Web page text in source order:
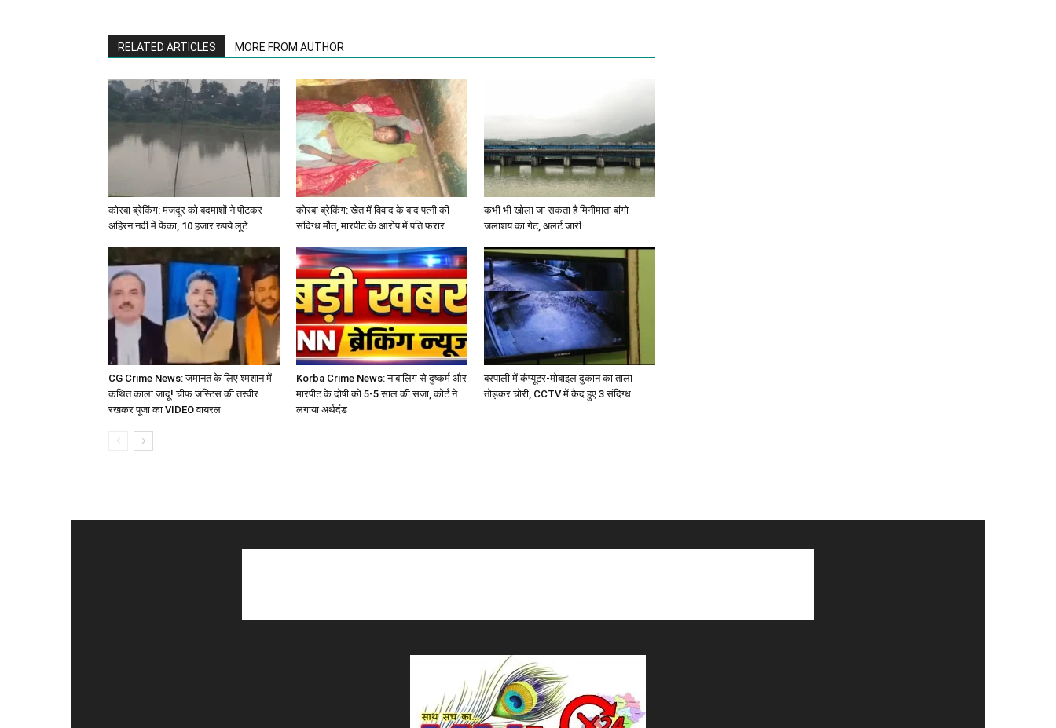
RELATED ARTICLES MORE FROM AUTHOR
कोरबा ब्रेकिंग: मजदूर को बदमाशों ने पीटकर
अहिरन नदी में फेंका, 10 हजार रुपये लूटे
कोरबा ब्रेकिंग: खेत में विवाद के बाद पत्नी की
संदिग्ध मौत, मारपीट के आरोप में पति फरार
कभी भी खोला जा सकता है मिनीमाता बांगो
जलाशय का गेट, अलर्ट जारी
CG Crime News: जमानत के लिए श्मशान में
कथित काला जादू! चीफ जस्टिस की तस्वीर
रखकर पूजा का VIDEO वायरल
Korba Crime News: नाबालिग से दुष्कर्म और
मारपीट के दोषी को 5-5 साल की सजा, कोर्ट ने
लगाया अर्थदंड
बरपाली में कंप्यूटर-मोबाइल दुकान का ताला
तोड़कर चोरी, CCTV में कैद हुए 3 संदिग्ध